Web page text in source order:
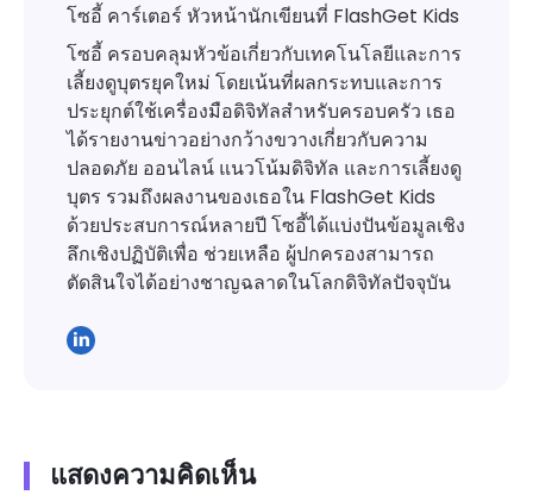
โซอี้ คาร์เตอร์ หัวหน้านักเขียนที่ FlashGet Kids
โซอี้ ครอบคลุมหัวข้อเกี่ยวกับเทคโนโลยีและการ
เลี้ยงดูบุตรยุคใหม่ โดยเน้นที่ผลกระทบและการ
ประยุกต์ใช้เครื่องมือดิจิทัลสำหรับครอบครัว เธอ
ได้รายงานข่าวอย่างกว้างขวางเกี่ยวกับความ
ปลอดภัย ออนไลน์ แนวโน้มดิจิทัล และการเลี้ยงดู
บุตร รวมถึงผลงานของเธอใน FlashGet Kids
ด้วยประสบการณ์หลายปี โซอี้ได้แบ่งปันข้อมูลเชิง
ลึกเชิงปฏิบัติเพื่อ ช่วยเหลือ ผู้ปกครองสามารถ
ตัดสินใจได้อย่างชาญฉลาดในโลกดิจิทัลปัจจุบัน
แสดงความคิดเห็น